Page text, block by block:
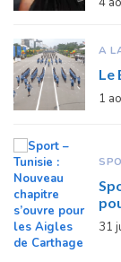
A
Le
1
31